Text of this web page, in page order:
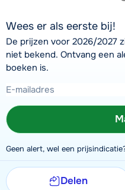
Wees er als eerste bij!
De prijzen voor 2026/2027
niet bekend. Ontvang een
boeken is.
Geen alert, wel een
Delen